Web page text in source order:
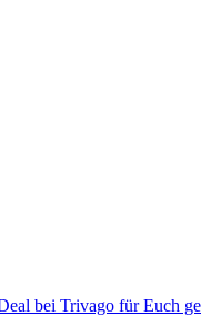
bei Trivago für Euch